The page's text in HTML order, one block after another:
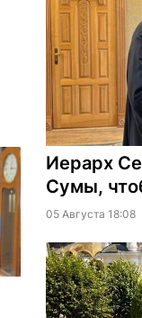
Иерарх
Сумы,
05 Августа 18:08